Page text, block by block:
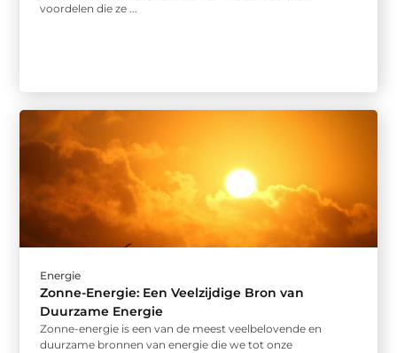
voordelen die ze ...
Energie
Zonne-Energie: Een Veelzijdige Bron van
Duurzame Energie
Zonne-energie is een van de meest veelbelovende en
duurzame bronnen van energie die we tot onze